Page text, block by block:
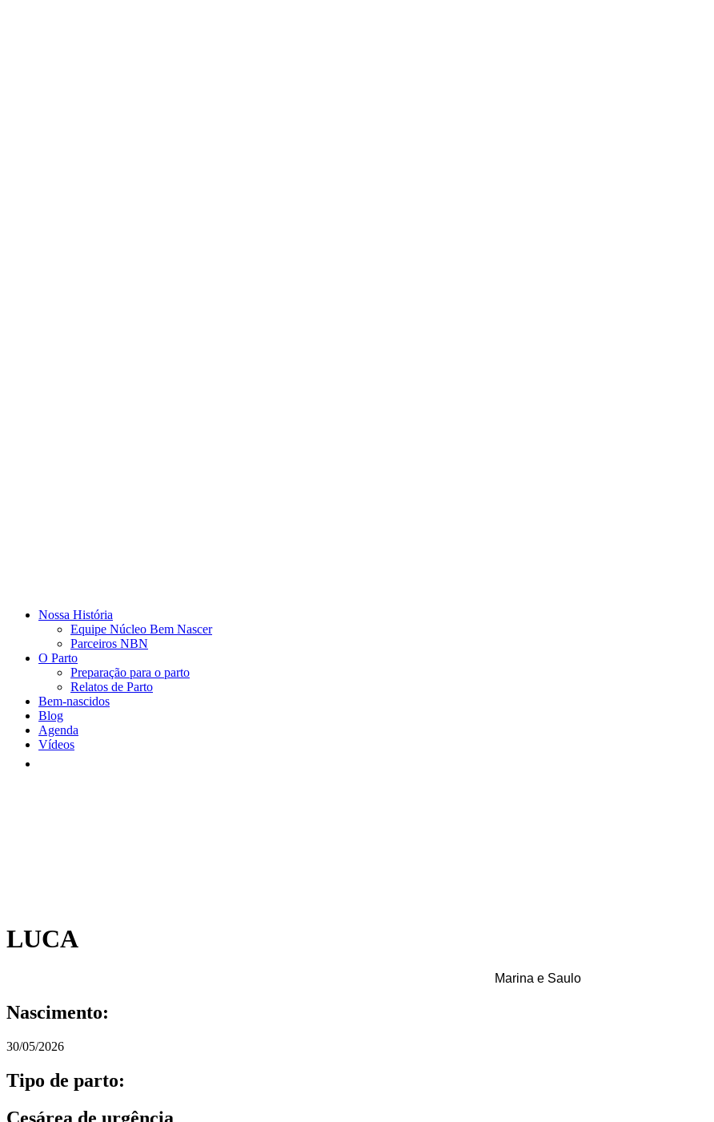
Nossa História
Equipe Núcleo Bem Nascer
Parceiros NBN
O Parto
Preparação para o parto
Relatos de Parto
Bem-nascidos
Blog
Agenda
Vídeos
LUCA
Marina e Saulo
Nascimento:
30/05/2026
Tipo de parto:
Cesárea de urgência